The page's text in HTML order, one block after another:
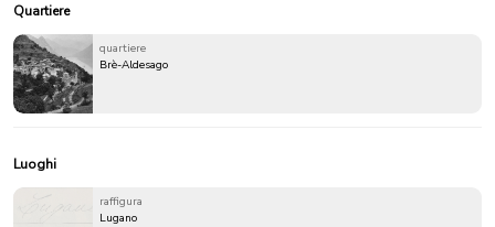
Quartiere
quartiere
Brè-Aldesago
Luoghi
raffigura
Lugano